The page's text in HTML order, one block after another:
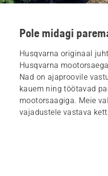
Pole midagi
Husqvarna originaal
Husqvarna
Nad on ajaproovile
kauem ning töötavad
mootorsaagiga. Meie
vajadustele vastava